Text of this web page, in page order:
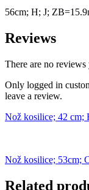
56cm; H; J;
Reviews
There are no reviews
Only logged in
leave a review.
Nož kosilice; 42 cm;
Nož kosilice; 53cm;
Related